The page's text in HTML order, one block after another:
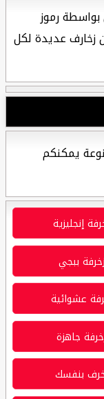
بواسطة رموز
زخارف عديدة لكل
يمكنكم
إنجليزية
زخرفة ببجي
عشوائية
جاهزة
بنفسك